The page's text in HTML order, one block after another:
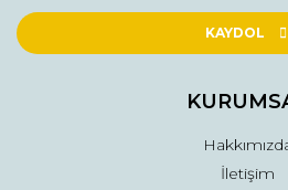
KAYDOL
İletişim